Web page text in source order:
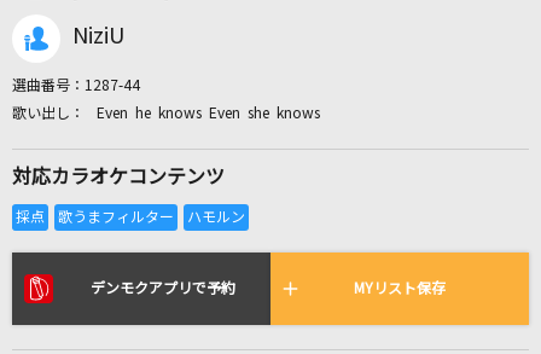
全国りれき
リアルタイムで歌われている曲の一覧
NiziU
選曲番号： 1287-44
Even he knows Even she knows
対応カラオケコンテンツ
デンモクアプリで予約 MYリスト保存